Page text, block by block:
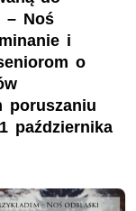
– Noś
i
o
poruszaniu
października